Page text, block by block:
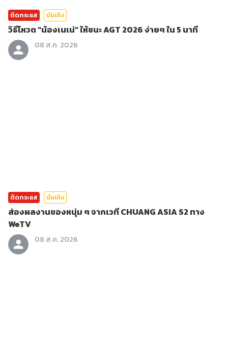
ติดกระแส บันเทิง
วิธีโหวต "น้องเนเน่" ให้ชนะ AGT 2026 ง่ายๆ ใน 5 นาที
08 ส.ค. 2026
ติดกระแส บันเทิง
ส่องผลงานของหนุ่ม ๆ จากเวที CHUANG ASIA S2 ทาง
WeTV
08 ส.ค. 2026